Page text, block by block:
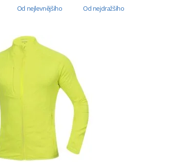
Od nejlevnějšího Od nejdražšího